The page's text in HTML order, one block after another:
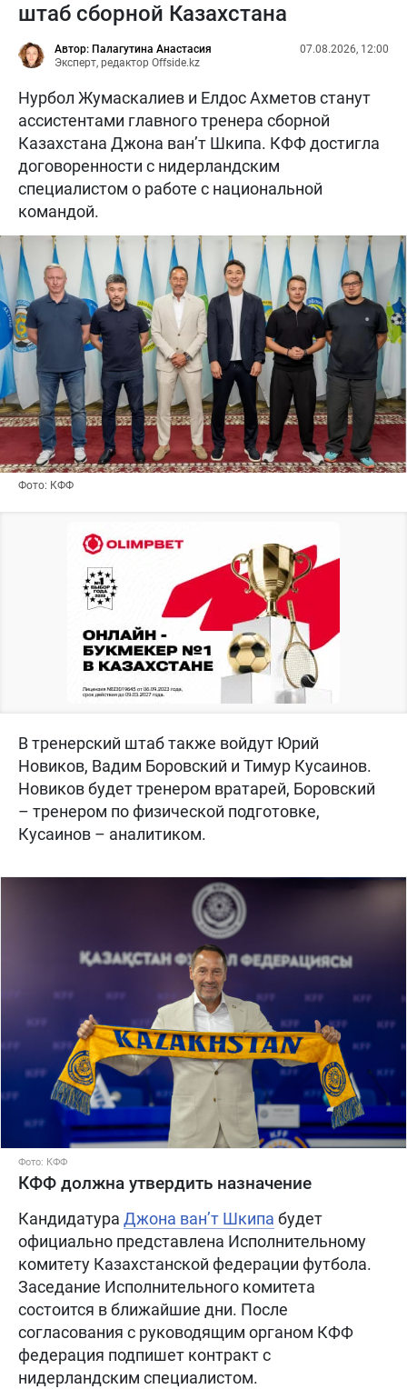
штаб сборной Казахстана
Автор: Палагутина Анастасия
Эксперт, редактор Offside.kz
07.08.2026, 12:00
Нурбол Жумаскалиев и Елдос Ахметов станут
ассистентами главного тренера сборной
Казахстана Джона ван’т Шкипа. КФФ достигла
договоренности с нидерландским
специалистом о работе с национальной
командой.
Фото: КФФ
В тренерский штаб также войдут Юрий
Новиков, Вадим Боровский и Тимур Кусаинов.
Новиков будет тренером вратарей, Боровский
– тренером по физической подготовке,
Кусаинов – аналитиком.
Фото: КФФ
КФФ должна утвердить назначение
Кандидатура Джона ван’т Шкипа будет
официально представлена Исполнительному
комитету Казахстанской федерации футбола.
Заседание Исполнительного комитета
состоится в ближайшие дни. После
согласования с руководящим органом КФФ
федерация подпишет контракт с
нидерландским специалистом.